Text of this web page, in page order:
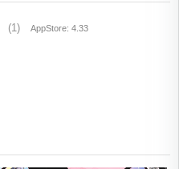
(1) AppStore: 4.33